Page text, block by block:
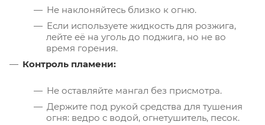
Не наклоняйтесь близко к огню.
Если используете жидкость для розжига,
лейте её на уголь до поджига, но не во
время горения.
Контроль пламени:
Не оставляйте мангал без присмотра.
Держите под рукой средства для тушения
огня: ведро с водой, огнетушитель, песок.